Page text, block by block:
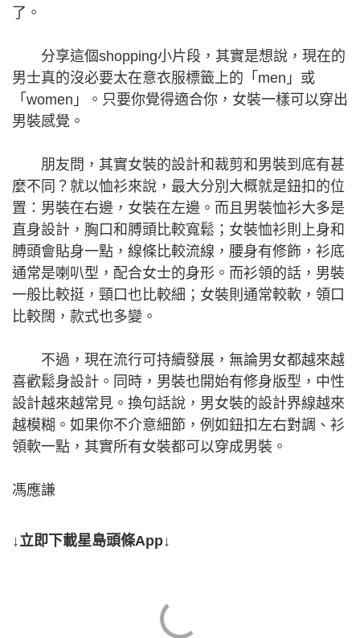
了。
分享這個shopping小片段，其實是想說，現在的
男士真的沒必要太在意衣服標籤上的「men」或
「women」。只要你覺得適合你，女裝一樣可以穿出
男裝感覺。
朋友問，其實女裝的設計和裁剪和男裝到底有甚
麼不同？就以恤衫來說，最大分別大概就是鈕扣的位
置：男裝在右邊，女裝在左邊。而且男裝恤衫大多是
直身設計，胸口和膊頭比較寬鬆；女裝恤衫則上身和
膊頭會貼身一點，線條比較流線，腰身有修飾，衫底
通常是喇叭型，配合女士的身形。而衫領的話，男裝
一般比較挺，頸口也比較細；女裝則通常較軟，領口
比較闊，款式也多變。
不過，現在流行可持續發展，無論男女都越來越
喜歡鬆身設計。同時，男裝也開始有修身版型，中性
設計越來越常見。換句話說，男女裝的設計界線越來
越模糊。如果你不介意細節，例如鈕扣左右對調、衫
領軟一點，其實所有女裝都可以穿成男裝。
馮應謙
↓立即下載星島頭條App↓